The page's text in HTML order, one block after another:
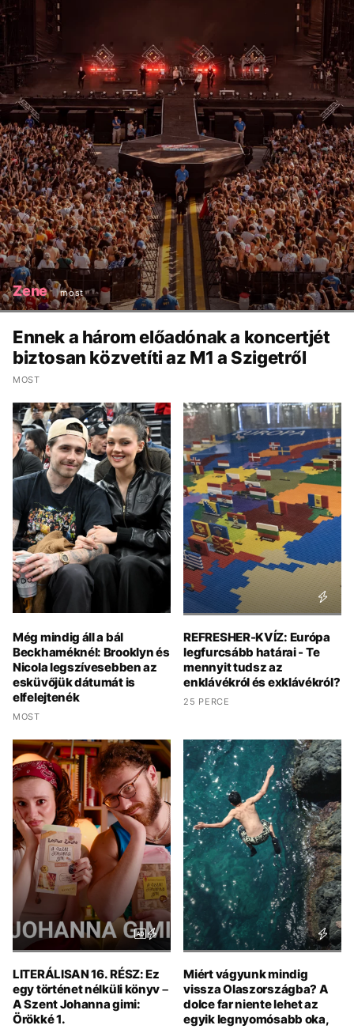
Zene most
Ennek a három előadónak a koncertjét
biztosan közvetíti az M1 a Szigetről
MOST
Még mindig áll a bál
Beckhaméknél: Brooklyn és
Nicola legszívesebben az
esküvőjük dátumát is
elfelejtenék
MOST
REFRESHER-KVÍZ: Európa
legfurcsább határai - Te
mennyit tudsz az
enklávékról és exklávékról?
25 PERCE
LITERÁLISAN 16. RÉSZ: Ez
egy történet nélküli könyv –
A Szent Johanna gimi:
Örökké 1.
Miért vágyunk mindig
vissza Olaszországba? A
dolce far niente lehet az
egyik legnyomósabb oka,